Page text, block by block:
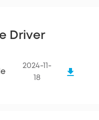
Driver
2024-11-
18